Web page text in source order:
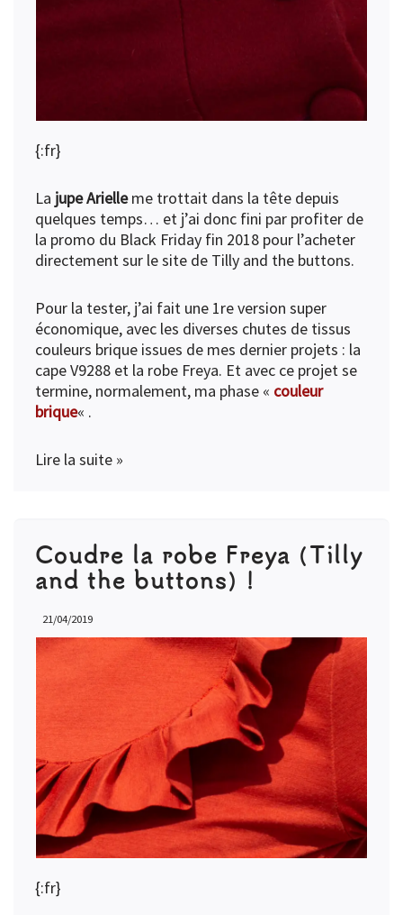
{:fr}
La jupe Arielleme trottait dans la tête depuis
quelques temps… et j’ai donc fini par profiter de
la promo du Black Friday fin 2018 pour l’acheter
directement sur le site de Tilly and the buttons.
Pour la tester, j’ai fait une 1re version super
économique, avec les diverses chutes de tissus
couleurs brique issues de mes dernier projets : la
cape V9288 et la robe Freya. Et avec ce projet se
termine, normalement, ma phase « couleur
brique« .
Lire la suite »
Coudre la robe Freya (Tilly
and the buttons) !
21/04/2019
{:fr}